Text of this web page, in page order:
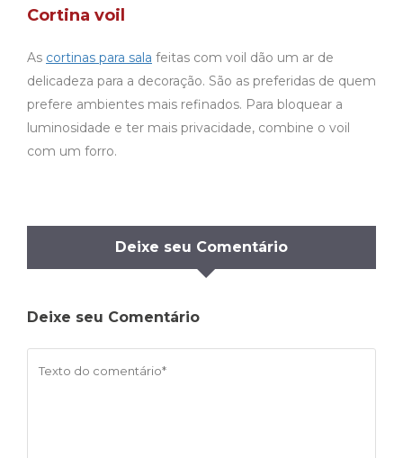
Cortina voil
As cortinas para sala feitas com voil dão um ar de
delicadeza para a decoração. São as preferidas de quem
prefere ambientes mais refinados. Para bloquear a
luminosidade e ter mais privacidade, combine o voil
com um forro.
Deixe seu Comentário
Deixe seu Comentário